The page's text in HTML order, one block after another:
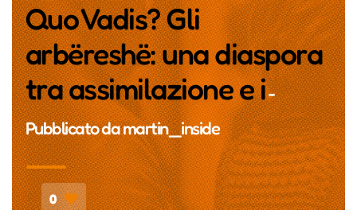
Quo Vadis? Gli
arbëreshë: una diaspora
tra assimilazione e i-
Pubblicato damartin_inside
0